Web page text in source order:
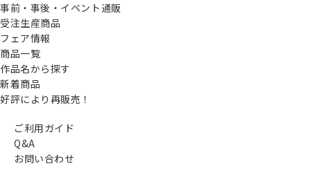
事前・事後・イベント通販
受注生産商品
フェア情報
商品一覧
作品名から探す
新着商品
好評により再販売！
ご利用ガイド
Q&A
お問い合わせ